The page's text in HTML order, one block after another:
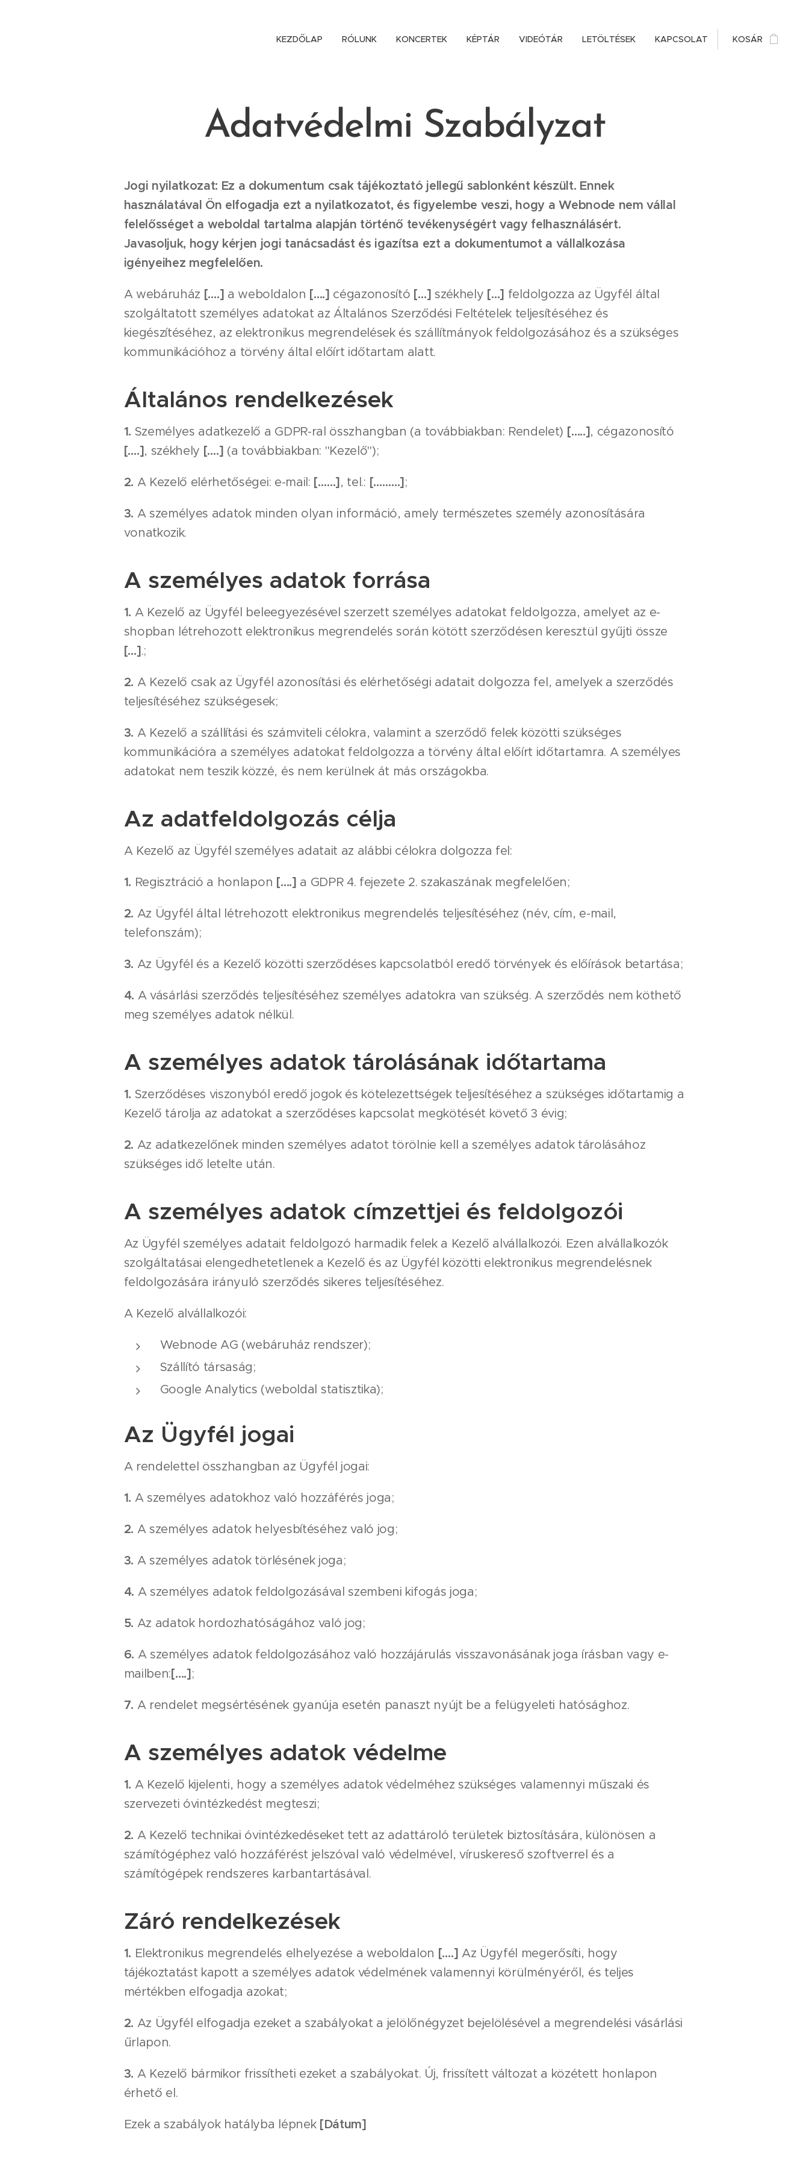
KEZDŐLAP RÓLUNK KONCERTEK KÉPTÁR VIDEÓTÁR LETÖLTÉSEK KAPCSOLAT KOSÁR
Adatvédelmi Szabályzat
Jogi nyilatkozat: Ez a dokumentum csak tájékoztató jellegű sablonként készült. Ennek
használatával Ön elfogadja ezt a nyilatkozatot, és figyelembe veszi, hogy a Webnode nem vállal
felelősséget a weboldal tartalma alapján történő tevékenységért vagy felhasználásért.
Javasoljuk, hogy kérjen jogi tanácsadást és igazítsa ezt a dokumentumot a vállalkozása
igényeihez megfelelően.
A webáruház [….] a weboldalon [….] cégazonosító […] székhely […] feldolgozza az Ügyfél által
szolgáltatott személyes adatokat az Általános Szerződési Feltételek teljesítéséhez és
kiegészítéséhez, az elektronikus megrendelések és szállítmányok feldolgozásához és a szükséges
kommunikációhoz a törvény által előírt időtartam alatt.
Általános rendelkezések
1. Személyes adatkezelő a GDPR-ral összhangban (a továbbiakban: Rendelet) […..], cégazonosító
[….], székhely [….] (a továbbiakban: "Kezelő");
2. A Kezelő elérhetőségei: e-mail: [……], tel.: [………];
3. A személyes adatok minden olyan információ, amely természetes személy azonosítására
vonatkozik.
A személyes adatok forrása
1. A Kezelő az Ügyfél beleegyezésével szerzett személyes adatokat feldolgozza, amelyet az e-
shopban létrehozott elektronikus megrendelés során kötött szerződésen keresztül gyűjti össze
[…].;
2. A Kezelő csak az Ügyfél azonosítási és elérhetőségi adatait dolgozza fel, amelyek a szerződés
teljesítéséhez szükségesek;
3. A Kezelő a szállítási és számviteli célokra, valamint a szerződő felek közötti szükséges
kommunikációra a személyes adatokat feldolgozza a törvény által előírt időtartamra. A személyes
adatokat nem teszik közzé, és nem kerülnek át más országokba.
Az adatfeldolgozás célja
A Kezelő az Ügyfél személyes adatait az alábbi célokra dolgozza fel:
1. Regisztráció a honlapon [….] a GDPR 4. fejezete 2. szakaszának megfelelően;
2. Az Ügyfél által létrehozott elektronikus megrendelés teljesítéséhez (név, cím, e-mail,
telefonszám);
3. Az Ügyfél és a Kezelő közötti szerződéses kapcsolatból eredő törvények és előírások betartása;
4. A vásárlási szerződés teljesítéséhez személyes adatokra van szükség. A szerződés nem köthető
meg személyes adatok nélkül.
A személyes adatok tárolásának időtartama
1. Szerződéses viszonyból eredő jogok és kötelezettségek teljesítéséhez a szükséges időtartamig a
Kezelő tárolja az adatokat a szerződéses kapcsolat megkötését követő 3 évig;
2. Az adatkezelőnek minden személyes adatot törölnie kell a személyes adatok tárolásához
szükséges idő letelte után.
A személyes adatok címzettjei és feldolgozói
Az Ügyfél személyes adatait feldolgozó harmadik felek a Kezelő alvállalkozói. Ezen alvállalkozók
szolgáltatásai elengedhetetlenek a Kezelő és az Ügyfél közötti elektronikus megrendelésnek
feldolgozására irányuló szerződés sikeres teljesítéséhez.
A Kezelő alvállalkozói:
Webnode AG (webáruház rendszer);
Szállító társaság;
Google Analytics (weboldal statisztika);
Az Ügyfél jogai
A rendelettel összhangban az Ügyfél jogai:
1. A személyes adatokhoz való hozzáférés joga;
2. A személyes adatok helyesbítéséhez való jog;
3. A személyes adatok törlésének joga;
4. A személyes adatok feldolgozásával szembeni kifogás joga;
5. Az adatok hordozhatóságához való jog;
6. A személyes adatok feldolgozásához való hozzájárulás visszavonásának joga írásban vagy e-
mailben:[….];
7. A rendelet megsértésének gyanúja esetén panaszt nyújt be a felügyeleti hatósághoz.
A személyes adatok védelme
1. A Kezelő kijelenti, hogy a személyes adatok védelméhez szükséges valamennyi műszaki és
szervezeti óvintézkedést megteszi;
2. A Kezelő technikai óvintézkedéseket tett az adattároló területek biztosítására, különösen a
számítógéphez való hozzáférést jelszóval való védelmével, víruskereső szoftverrel és a
számítógépek rendszeres karbantartásával.
Záró rendelkezések
1. Elektronikus megrendelés elhelyezése a weboldalon [….] Az Ügyfél megerősíti, hogy
tájékoztatást kapott a személyes adatok védelmének valamennyi körülményéről, és teljes
mértékben elfogadja azokat;
2. Az Ügyfél elfogadja ezeket a szabályokat a jelölőnégyzet bejelölésével a megrendelési vásárlási
űrlapon.
3. A Kezelő bármikor frissítheti ezeket a szabályokat. Új, frissített változat a közétett honlapon
érhető el.
Ezek a szabályok hatályba lépnek [Dátum]